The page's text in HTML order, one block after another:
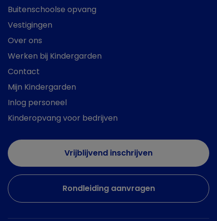
Buitenschoolse opvang
Vestigingen
Over ons
Werken bij Kindergarden
Contact
Mijn Kindergarden
Inlog personeel
Kinderopvang voor bedrijven
Vrijblijvend inschrijven
Rondleiding aanvragen